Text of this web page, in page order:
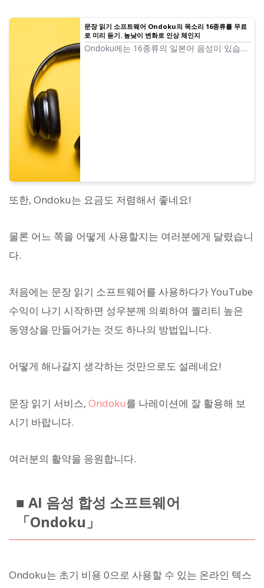
문장 읽기 소프트웨어 Ondoku의 목소리 16종류를 무료
로 미리 듣기. 높낮이 변화로 인상 체인지
Ondoku에는 16종류의 일본어 음성이 있습니
또한, Ondoku는 요금도 저렴해서 좋네요!
물론 어느 쪽을 어떻게 사용할지는 여러분에게 달렸습니
다.
처음에는 문장 읽기 소프트웨어를 사용하다가 YouTube
수익이 나기 시작하면 성우분께 의뢰하여 퀄리티 높은
동영상을 만들어가는 것도 하나의 방법입니다.
어떻게 해나갈지 생각하는 것만으로도 설레네요!
문장 읽기 서비스, Ondoku를 나레이션에 잘 활용해 보
시기 바랍니다.
여러분의 활약을 응원합니다.
■ AI 음성 합성 소프트웨어
「Ondoku」
Ondoku는 초기 비용 0으로 사용할 수 있는 온라인 텍스